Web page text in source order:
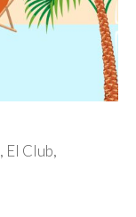
, El Club,